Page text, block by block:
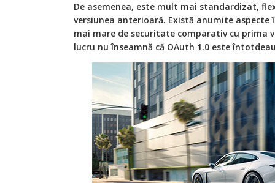
De asemenea, este mult mai standardizat,
versiunea anterioară. Există anumite aspecte
mai mare de securitate comparativ cu prima
lucru nu înseamnă că OAuth 1.0 este